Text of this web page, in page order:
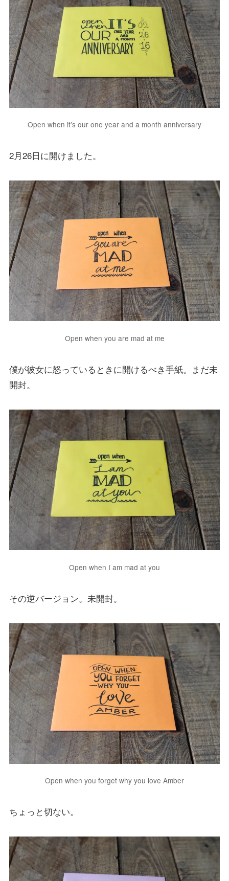
Open when it’s our one year and a month anniversary
2月26日に開けました。
Open when you are mad at me
僕が彼女に怒っているときに開けるべき手紙。まだ未
開封。
Open when I am mad at you
その逆バージョン。未開封。
Open when you forget why you love Amber
ちょっと切ない。